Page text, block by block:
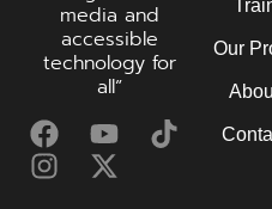
media and
accessible
technology for
all”
Our